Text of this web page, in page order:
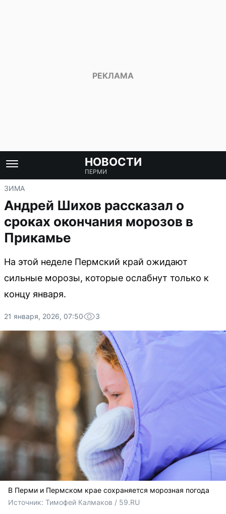
НОВОСТИ
ПЕРМИ
ЗИМА
Андрей Шихов рассказал о
сроках окончания морозов в
Прикамье
На этой неделе Пермский край ожидают
сильные морозы, которые ослабнут только к
концу января.
21 января, 2026, 07:50 3
В Перми и Пермском крае сохраняется морозная погода
Источник: Тимофей Калмаков / 59.RU